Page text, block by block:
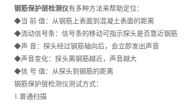
钢筋保护层检测仪有多种方法来帮助定位：
◆当 前 值：从钢筋上表面到混凝土表面的距离
◆流动信号条：信号条的移动可指示探头是否靠近钢筋
◆声 音：探头经过钢筋轴向后，会立即发出声音
◆声音变化：探头离钢筋越近，声音越大
◆信 号 值：从探头到钢筋的距离
钢筋保护层检测仪测试方式：
1.普通扫描